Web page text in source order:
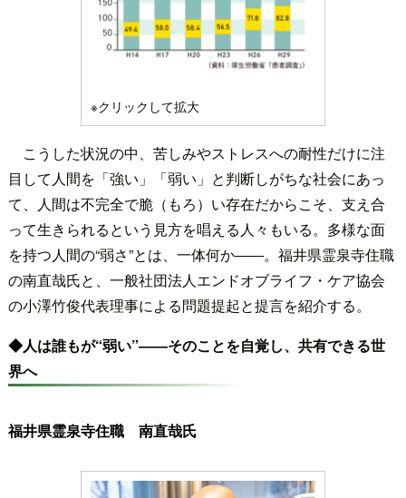
※クリックして拡大
こうした状況の中、苦しみやストレスへの耐性だけに注
目して人間を「強い」「弱い」と判断しがちな社会にあっ
て、人間は不完全で脆（もろ）い存在だからこそ、支え合
って生きられるという見方を唱える人々もいる。多様な面
を持つ人間の“弱さ”とは、一体何か――。福井県霊泉寺住職
の南直哉氏と、一般社団法人エンドオブライフ・ケア協会
の小澤竹俊代表理事による問題提起と提言を紹介する。
◆人は誰もが“弱い”――そのことを自覚し、共有できる世
界へ
福井県霊泉寺住職 南直哉氏